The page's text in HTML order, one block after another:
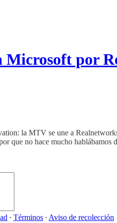
Microsoft por
la MTV se une a
que no hace mucho hablábamos
∙ Términos ∙ Aviso de recolección